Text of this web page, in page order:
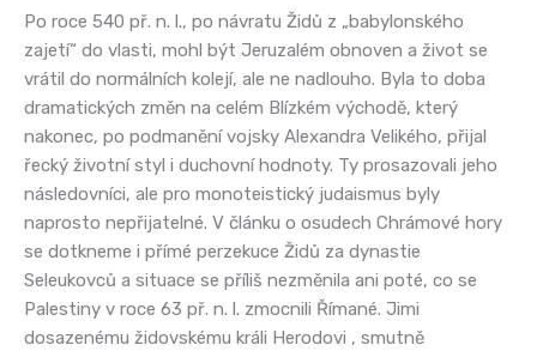
Po roce 540 př. n. l., po návratu Židů z „babylonského
zajetí“ do vlasti, mohl být Jeruzalém obnoven a život se
vrátil do normálních kolejí, ale ne nadlouho. Byla to doba
dramatických změn na celém Blízkém východě, který
nakonec, po podmanění vojsky Alexandra Velikého, přijal
řecký životní styl i duchovní hodnoty. Ty prosazovali jeho
následovníci, ale pro monoteistický judaismus byly
naprosto nepřijatelné. V článku o osudech Chrámové hory
se dotkneme i přímé perzekuce Židů za dynastie
Seleukovců a situace se příliš nezměnila ani poté, co se
Palestiny v roce 63 př. n. l. zmocnili Římané. Jimi
dosazenému židovskému králi Herodovi , smutně